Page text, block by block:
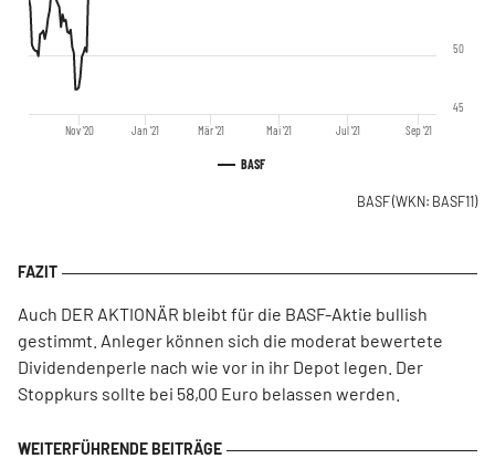
BASF
Nov '20 Jan '21 Mär '21 Mai '21 Jul '21 Sep '21
45
50
BASF(WKN: BASF11)
Auch DER AKTIONÄR bleibt für die BASF-Aktie bullish
gestimmt. Anleger können sich die moderat bewertete
Dividendenperle nach wie vor in ihr Depot legen. Der
Stoppkurs sollte bei 58,00 Euro belassen werden.